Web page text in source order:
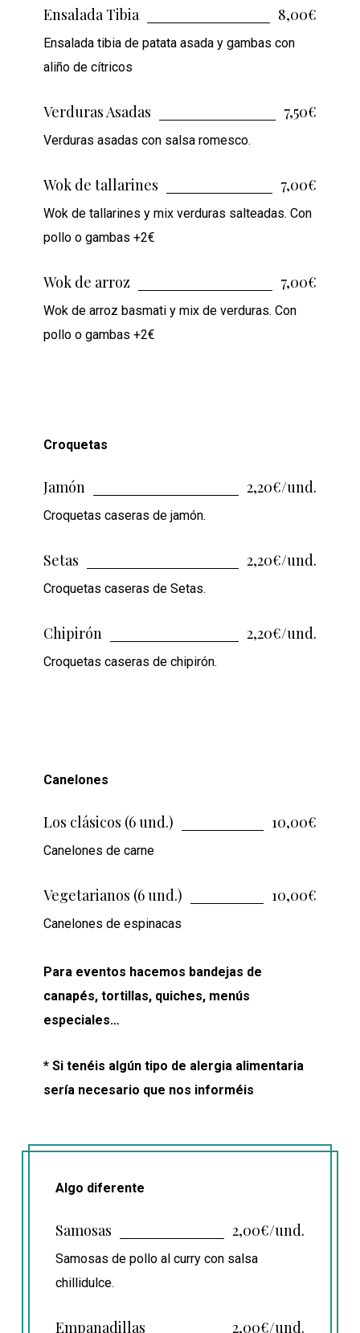
Ensalada Tibia 8,00€
Ensalada tibia de patata asada y gambas con
aliño de cítricos
Verduras Asadas 7,50€
Verduras asadas con salsa romesco.
Wok de tallarines 7,00€
Wok de tallarines y mix verduras salteadas. Con
pollo o gambas +2€
Wok de arroz 7,00€
Wok de arroz basmati y mix de verduras. Con
pollo o gambas +2€
Croquetas
Jamón 2,20€/und.
Croquetas caseras de jamón.
Setas 2,20€/und.
Croquetas caseras de Setas.
Chipirón 2,20€/und.
Croquetas caseras de chipirón.
Canelones
Los clásicos (6 und.) 10,00€
Canelones de carne
Vegetarianos (6 und.) 10,00€
Canelones de espinacas
Para eventos hacemos bandejas de
canapés, tortillas, quiches, menús
especiales…
* Si tenéis algún tipo de alergia alimentaria
sería necesario que nos informéis
Algo diferente
Samosas 2,00€/und.
Samosas de pollo al curry con salsa
chillidulce.
Empanadillas 2,00€/und.